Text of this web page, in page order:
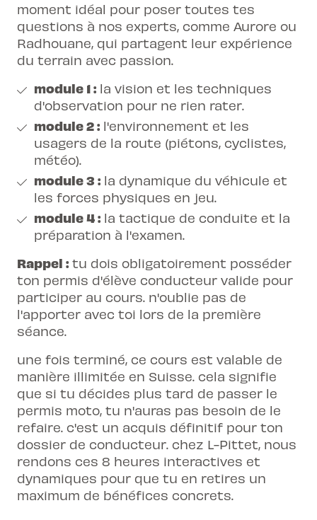
moment idéal pour poser toutes tes
questions à nos experts, comme Aurore ou
Radhouane, qui partagent leur expérience
du terrain avec passion.
module 1 : la vision et les techniques
d'observation pour ne rien rater.
module 2 : l'environnement et les
usagers de la route (piétons, cyclistes,
météo).
module 3 : la dynamique du véhicule et
les forces physiques en jeu.
module 4 : la tactique de conduite et la
préparation à l'examen.
Rappel : tu dois obligatoirement posséder
ton permis d'élève conducteur valide pour
participer au cours. n'oublie pas de
l'apporter avec toi lors de la première
séance.
une fois terminé, ce cours est valable de
manière illimitée en Suisse. cela signifie
que si tu décides plus tard de passer le
permis moto, tu n'auras pas besoin de le
refaire. c'est un acquis définitif pour ton
dossier de conducteur. chez L-Pittet, nous
rendons ces 8 heures interactives et
dynamiques pour que tu en retires un
maximum de bénéfices concrets.